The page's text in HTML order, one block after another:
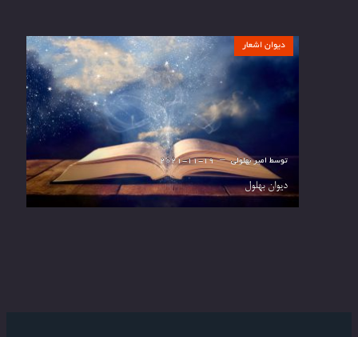
دیوان اشعار
توسط امیر بهلولی 2021-11-19
دیوان بهلول